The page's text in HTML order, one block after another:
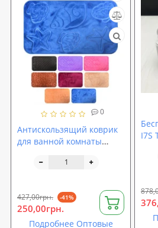
0
Антискользящий коврик
для ванной комнаты
427,00грн. -41%
250,00грн.
Подробнее Оптовые
I7S